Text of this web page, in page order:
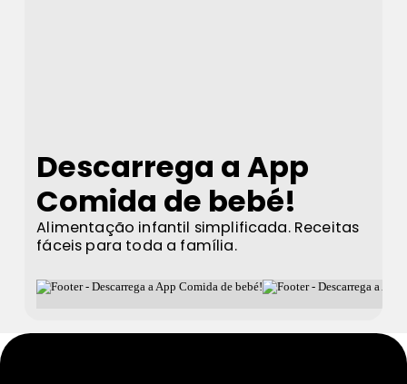
Descarrega a App
Comida de bebé!
Alimentação infantil simplificada. Receitas
fáceis para toda a família.